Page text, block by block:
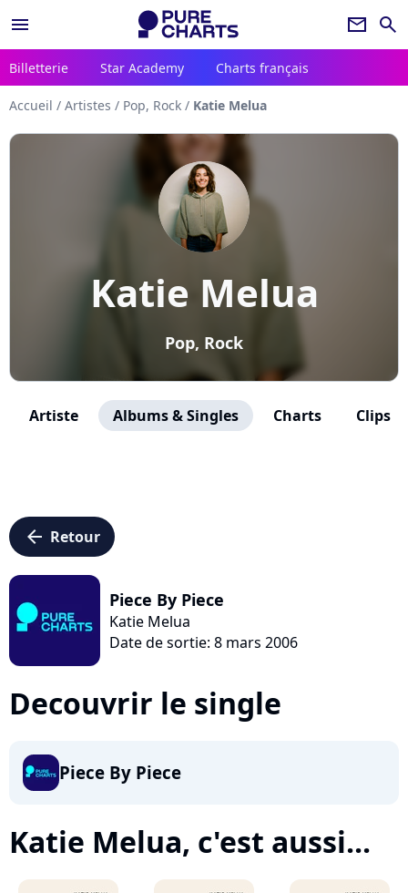
menu newsletter search
Billetterie Star Academy Charts français
Accueil / Artistes / Pop, Rock / Katie Melua
Katie Melua
Pop, Rock
Artiste Albums & Singles Charts Clips
arrow_left Retour
Piece By Piece
Katie Melua
Date de sortie: 8 mars 2006
Decouvrir le single
Piece By Piece
Katie Melua, c'est aussi...